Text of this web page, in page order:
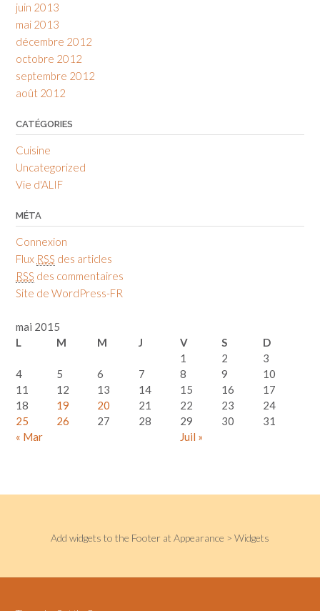
juin 2013
mai 2013
décembre 2012
octobre 2012
septembre 2012
août 2012
CATÉGORIES
Cuisine
Uncategorized
Vie d'ALIF
MÉTA
Connexion
Flux RSS des articles
RSS des commentaires
Site de WordPress-FR
mai 2015
L
M M J V S D
« Mar Juil »
1 2
3
4
5 6 7 8 9
10
11
12 13 14 15 16
17
18
19 20 21 22 23
24
25
26 27 28 29 30 31
Add widgets to the Footer at Appearance > Widgets